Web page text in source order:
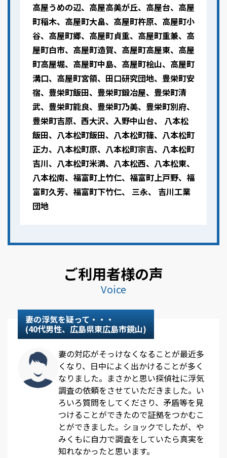
高屋うめの辺、高屋高美が丘、高屋台、高屋
町稲木、高屋町大畠、高屋町杵原、高屋町小
谷、高屋町郷、高屋町貞重、高屋町重兼、高
屋町白市、高屋町造賀、高屋町高屋東、高屋
町高屋堀、高屋町中島、高屋町桧山、高屋町
溝口、高屋町宮領、田口研究団地、豊栄町安
宿、豊栄町飯田、豊栄町鍛冶屋、豊栄町清
武、豊栄町能良、豊栄町乃美、豊栄町別府、
豊栄町吉原、西大沢、入野中山台、 八本松
飯田、八本松町飯田、八本松町篠、八本松町
正力、八本松町原、八本松町宗吉、八本松町
吉川、八本松町米満、八本松西、八本松東、
八本松南、福富町上竹仁、福富町上戸野、福
富町久芳、福富町下竹仁、 三永、 吉川工業
団地
ご利用者様の声
Voice
妻の浮気を疑って・・・
(40代男性、広島県東広島市鏡山)
妻の対応がそっけなくなることが最近多
くなり、日中によく出かけることが多く
なりました。まさかと思い探偵社に浮気
調査の依頼をさせていただきました。い
ろいろ質問をしてくださり、矛盾等を見
つけることができたので証拠をつかむこ
とができました。ショックでしたが、や
みくもに自力で調査をしていたら真実を
知れなかったと思います。